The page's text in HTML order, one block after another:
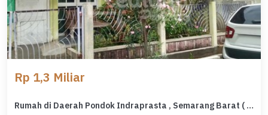
Rp 1,3 Miliar
Rumah di Daerah Pondok Indraprasta , Semarang Barat ( Ls 7446 )